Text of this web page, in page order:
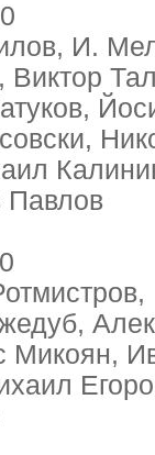
И.
Виктор
Павлов
Микоян,